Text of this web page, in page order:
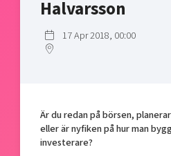
Shaping cities and regions
Reversed mentorship
Upscaling
Talent & skills
Startup & industry
Funding opportunities
Our community of companies
Projects
Publications
Our clusters
Today's lunch in Mjärdevi
Halvarsson
17 Apr 2018, 00:00
Är du redan på börsen,
eller är nyfiken på hur man
investerare?